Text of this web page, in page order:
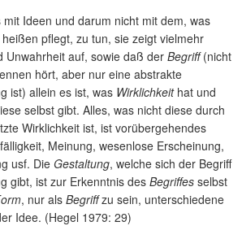
Ideen und darum nicht mit dem, was
pflegt, zu tun, sie zeigt vielmehr
Unwahrheit auf, sowie daß der Begriff(nicht
hört, aber nur eine abstrakte
ist) allein es ist, was Wirklichkeithat und
selbst gibt. Alles, was nicht diese durch
Wirklichkeit ist, ist vorübergehendes
Meinung, wesenlose Erscheinung,
usf. Die Gestaltung, welche sich der Begriff
gibt, ist zur Erkenntnis des Begriffes selbst
, nur als Begriffzu sein, unterschiedene
Idee. (Hegel 1979: 29)